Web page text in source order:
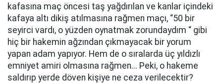
kafasına maç öncesi taş yağdırılan ve kanlar içindeki
kafaya altı dikiş atılmasına rağmen maçı, “50 bir
seyirci vardı, o yüzden oynatmak zorundaydım “ gibi
hiç bir hakemin ağzından çıkmayacak bir yorum
yapan adam yapıyor. Hem de o sıralarda üç yıldızlı
emniyet amiri olmasına rağmen... Peki, o hakeme
saldırıp yerde döven kişiye ne ceza verilecektir?